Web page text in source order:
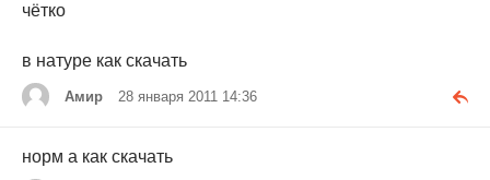
чётко
в натуре как скачать
Амир 28 января 2011 14:36
норм а как скачать